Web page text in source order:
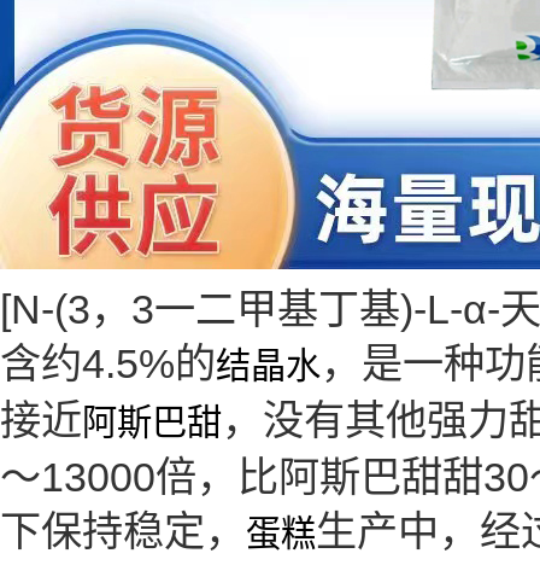
[N-(3，3一二甲基丁基)-L-α-
含约4.5%的结晶水，是一种
接近阿斯巴甜，没有其他强力
～13000倍，比阿斯巴甜甜
下保持稳定，
蛋糕生产中，经